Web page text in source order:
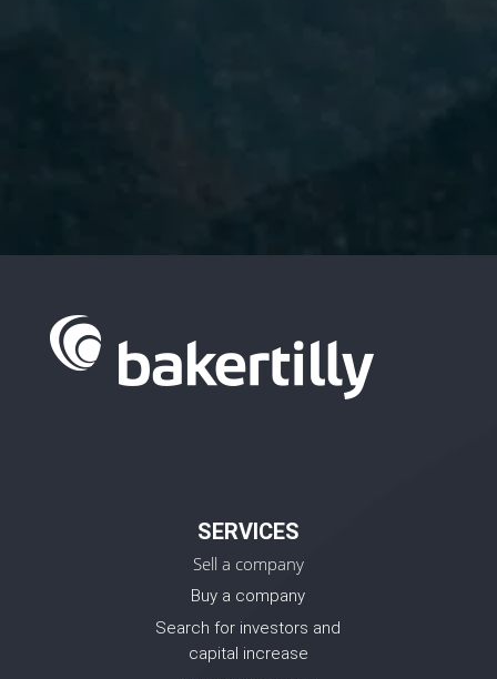
SERVICES
Sell a company
Buy a company
Search for investors and
capital increase